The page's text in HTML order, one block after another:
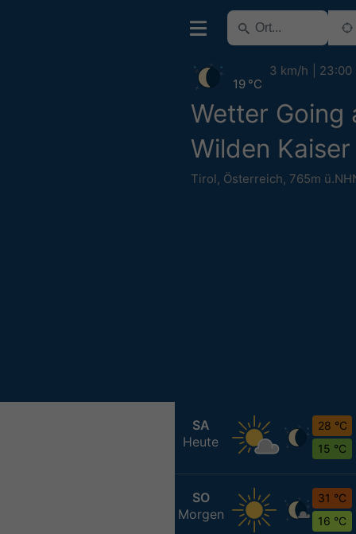
Wetter Going
Wilden Kaiser
Tirol, Österreich, 765m
19 °C
3 km/h 23:00
SA
Heute
28 °C
15 °C
SO
Morgen
31 °C
16 °C